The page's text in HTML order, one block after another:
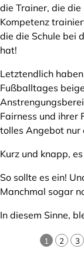
die Trainer, die
Kompetenz
die die Schule bei
hat!
Letztendlich
Fußballtages
Fairness und ihrer
tolles Angebot nur
Kurz und knapp,
So sollte es ein!
Manchmal sogar
In diesem Sinne,
1 2 3